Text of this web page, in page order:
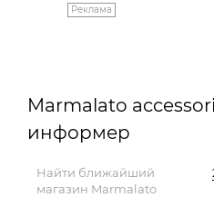
Реклама
Marmalato
информер
Найти ближайший
магазин Marmalato